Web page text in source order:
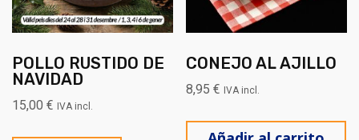
POLLO RUSTIDO DE
NAVIDAD
15,00 € IVA incl.
CONEJO AL AJILLO
8,95€ IVA incl.